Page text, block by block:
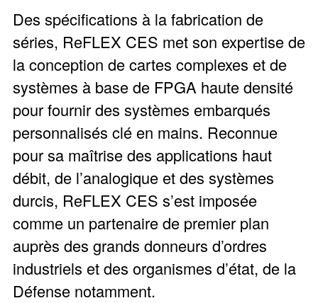
Des spécifications à la fabrication de
séries, ReFLEX CES met son expertise de
la conception de cartes complexes et de
systèmes à base de FPGA haute densité
pour fournir des systèmes embarqués
personnalisés clé en mains. Reconnue
pour sa maîtrise des applications haut
débit, de l’analogique et des systèmes
durcis, ReFLEX CES s’est imposée
comme un partenaire de premier plan
auprès des grands donneurs d’ordres
industriels et des organismes d’état, de la
Défense notamment.